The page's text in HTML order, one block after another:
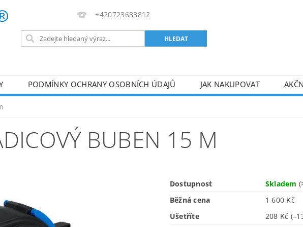
+420723683812
PODMÍNKY OCHRANY OSOBNÍCH ÚDAJŮ JAK NAKUPOVAT
RUČNÍ NÁŘADÍ AKU NÁŘADÍ STAVEBNÍ STROJE
BUBEN 15 M
Dostupnost Skladem
Běžná cena
1 600 Kč
Ušetříte
208 Kč